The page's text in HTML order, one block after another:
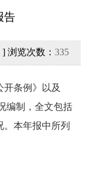
告
] 浏览次数： 335
条例》以及
编制，全文包括
本年报中所列